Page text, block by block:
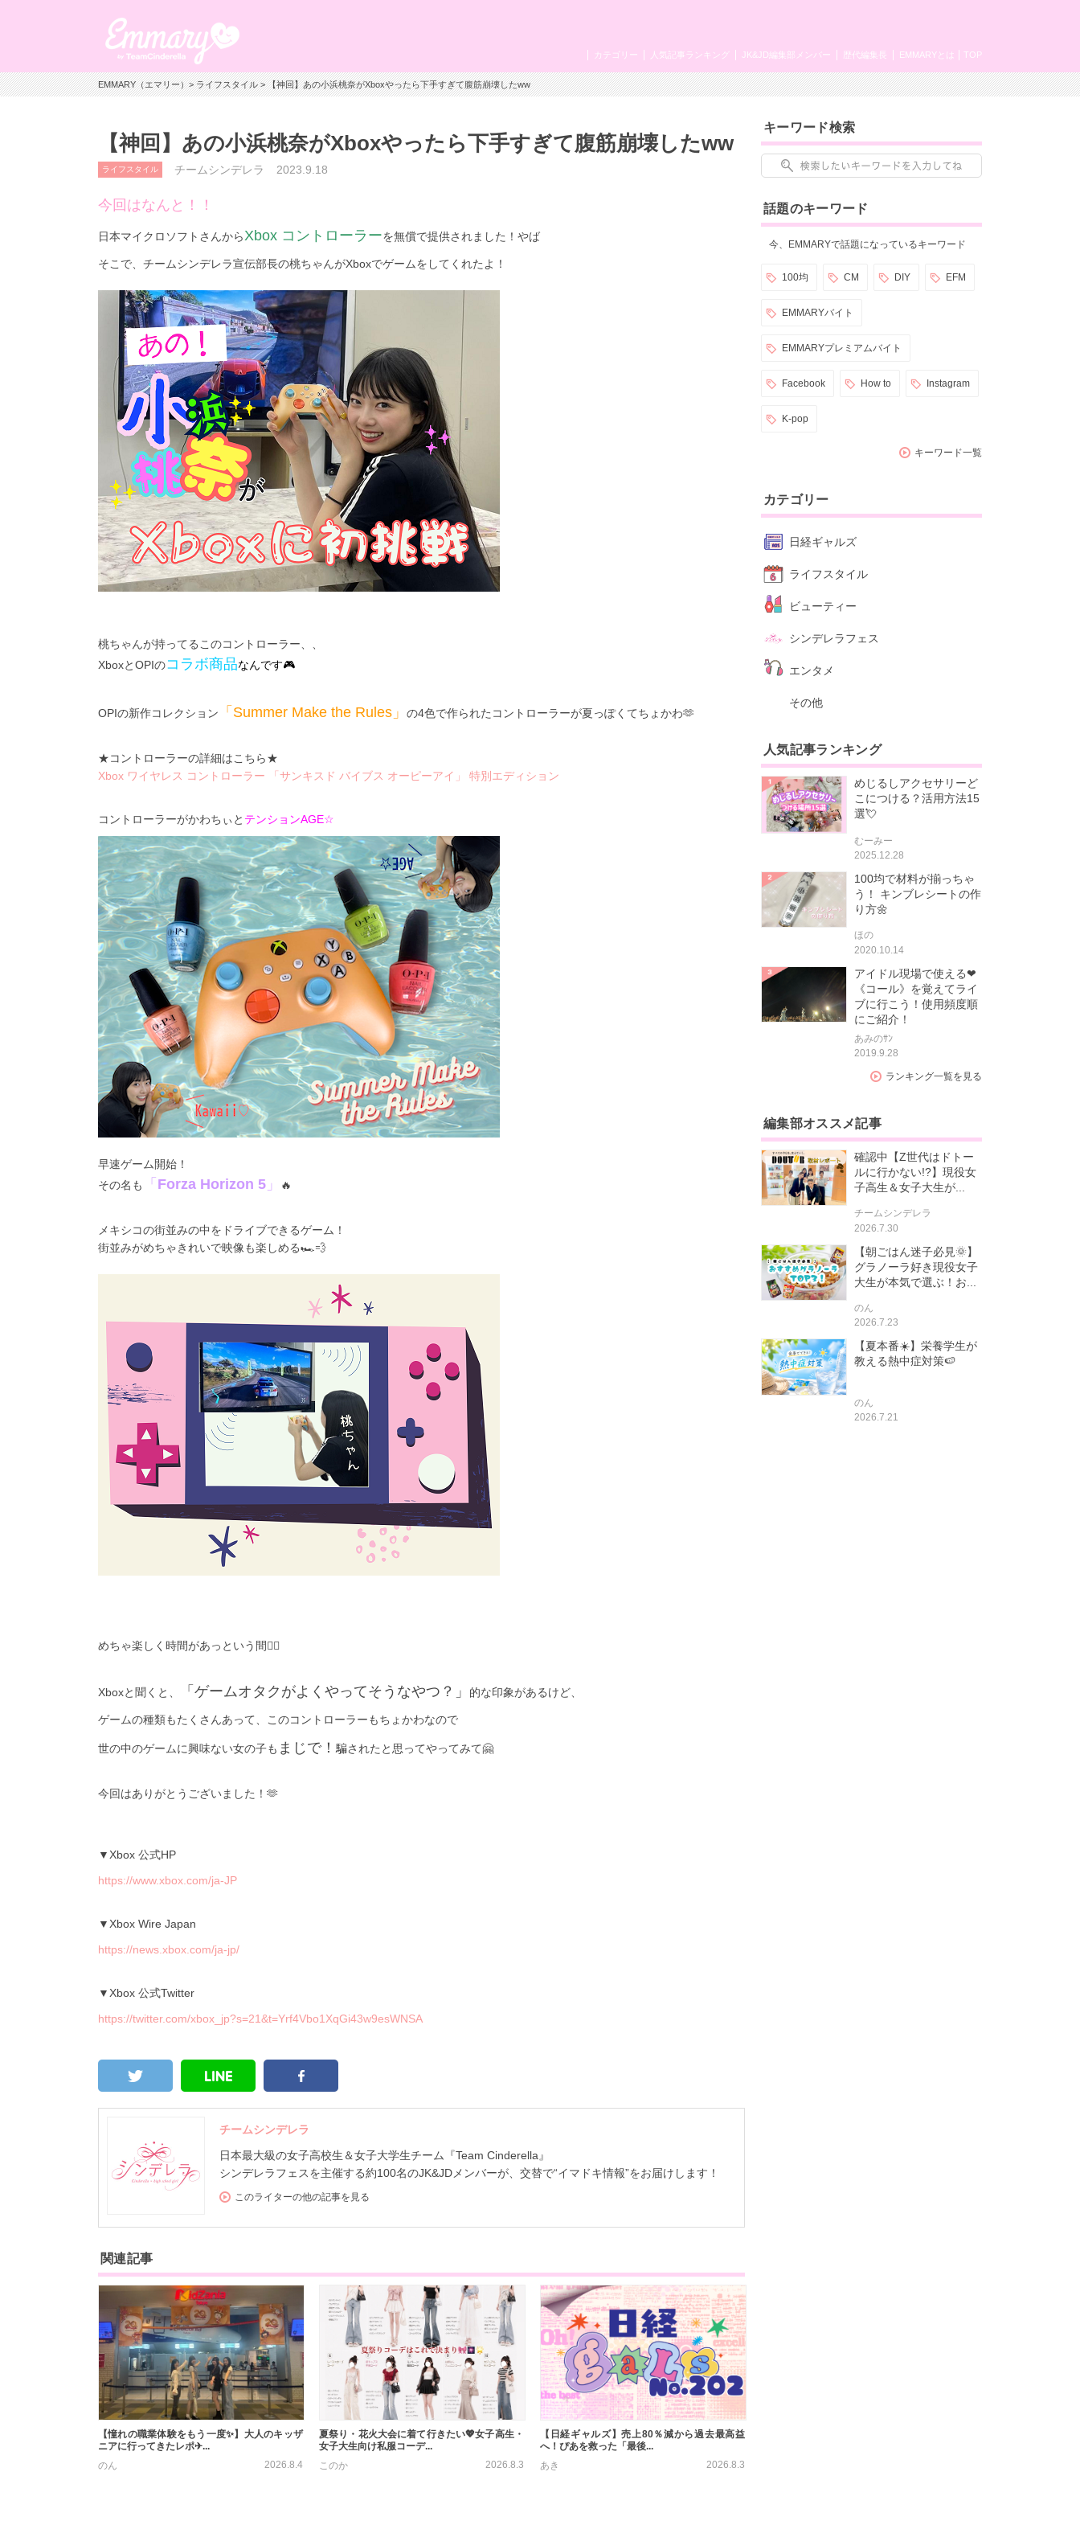
TOP
EMMARYとは
歴代編集長
JK&JD編集部メンバー
人気記事ランキング
カテゴリー
EMMARY（エマリー）>ライフスタイル> 【神回】あの小浜桃奈がXboxやったら下手すぎて腹筋崩壊したww
【神回】あの小浜桃奈がXboxやったら下手すぎて腹筋崩壊したww
ライフスタイル チームシンデレラ 2023.9.18
今回はなんと！！
日本マイクロソフトさんからXbox コントローラーを無償で提供されました！やば
そこで、チームシンデレラ宣伝部長の桃ちゃんがXboxでゲームをしてくれたよ！
桃ちゃんが持ってるこのコントローラー、、
XboxとOPIのコラボ商品なんです🎮
OPIの新作コレクション 「Summer Make the Rules」 の4色で作られたコントローラーが夏っぽくてちょかわ🫶
★コントローラーの詳細はこちら★
Xbox ワイヤレス コントローラー 「サンキスド バイブス オーピーアイ」 特別エディション
コントローラーがかわちぃと テンションAGE☆
早速ゲーム開始！
その名も
「 Forza Horizon 5 」 🔥
メキシコの街並みの中をドライブできるゲーム！
街並みがめちゃきれいで映像も楽しめる🏎💨
めちゃ楽しく時間があっという間❤️‍🔥
Xboxと聞くと、 「ゲームオタクがよくやってそうなやつ？」 的な印象があるけど、
ゲームの種類もたくさんあって、このコントローラーもちょかわなので
世の中のゲームに興味ない女の子も まじで！騙されたと思ってやってみて🤗
今回はありがとうございました！🫶
▼Xbox 公式HP
https://www.xbox.com/ja-JP
▼Xbox Wire Japan
https://news.xbox.com/ja-jp/
▼Xbox 公式Twitter
https://twitter.com/xbox_jp?s=21&t=Yrf4Vbo1XqGi43w9esWNSA
チームシンデレラ
日本最大級の女子高校生＆女子大学生チーム『Team Cinderella』
シンデレラフェスを主催する約100名のJK&JDメンバーが、交替で“イマドキ情報”をお届けします！
このライターの他の記事を見る
関連記事
【憧れの職業体験をもう一度✨】大人のキッザ
ニアに行ってきたレポ✈...
のん
2026.8.4
夏祭り・花火大会に着て行きたい💖女子高生・
女子大生向け私服コーデ...
このか
2026.8.3
【日経ギャルズ】売上80％減から過去最高益
へ！ぴあを救った「最後...
あき
2026.8.3
キーワード検索
話題のキーワード
今、EMMARYで話題になっているキーワード
100均 CM DIY EFM
EMMARYバイト
EMMARYプレミアムバイト
Facebook How to Instagram
K-pop
キーワード一覧
カテゴリー
日経ギャルズ
ライフスタイル
ビューティー
シンデレラフェス
エンタメ
その他
人気記事ランキング
めじるしアクセサリーど
こにつける？活用方法15
選💘
むーみー
2025.12.28
100均で材料が揃っちゃ
う！ キンブレシートの作
り方🌼
ほの
2020.10.14
アイドル現場で使える❤
《コール》を覚えてライ
ブに行こう！使用頻度順
にご紹介！
あみのｻﾝ
2019.9.28
ランキング一覧を見る
編集部オススメ記事
確認中【Z世代はドトー
ルに行かない!?】現役女
子高生＆女子大生が...
チームシンデレラ
2026.7.30
【朝ごはん迷子必見🌞】
グラノーラ好き現役女子
大生が本気で選ぶ！お...
のん
2026.7.23
【夏本番☀️】栄養学生が
教える熱中症対策🍉
のん
2026.7.21